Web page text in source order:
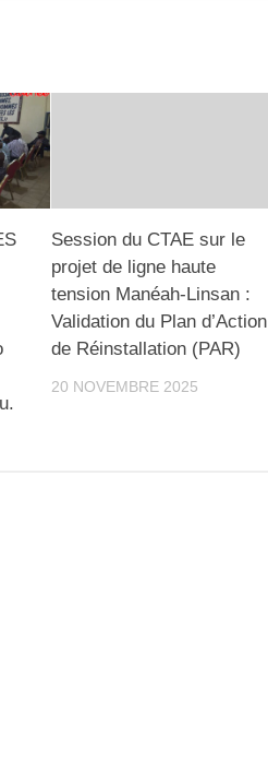
Session du CTAE sur le
projet de ligne haute
tension Manéah-Linsan :
Validation du Plan d’Action
de Réinstallation (PAR)
20 NOVEMBRE 2025